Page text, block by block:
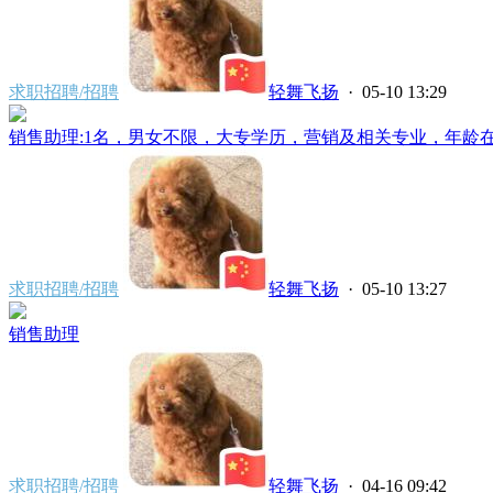
求职招聘/招聘 轻舞飞扬 · 05-10 13:29
销售助理:1名，男女不限，大专学历，营销及相关专业，年龄
求职招聘/招聘 轻舞飞扬 · 05-10 13:27
销售助理
求职招聘/招聘 轻舞飞扬 · 04-16 09:42